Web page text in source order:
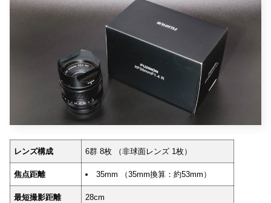
レンズ構成 6群 8枚 （非球面レンズ 1枚）
焦点距離 35mm （35mm換算：約53mm）
最短撮影距離 28cm